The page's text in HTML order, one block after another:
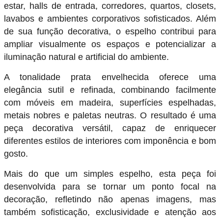
estar, halls de entrada, corredores, quartos, closets,
lavabos e ambientes corporativos sofisticados. Além
de sua função decorativa, o espelho contribui para
ampliar visualmente os espaços e potencializar a
iluminação natural e artificial do ambiente.
A tonalidade prata envelhecida oferece uma
elegância sutil e refinada, combinando facilmente
com móveis em madeira, superfícies espelhadas,
metais nobres e paletas neutras. O resultado é uma
peça decorativa versátil, capaz de enriquecer
diferentes estilos de interiores com imponência e bom
gosto.
Mais do que um simples espelho, esta peça foi
desenvolvida para se tornar um ponto focal na
decoração, refletindo não apenas imagens, mas
também sofisticação, exclusividade e atenção aos